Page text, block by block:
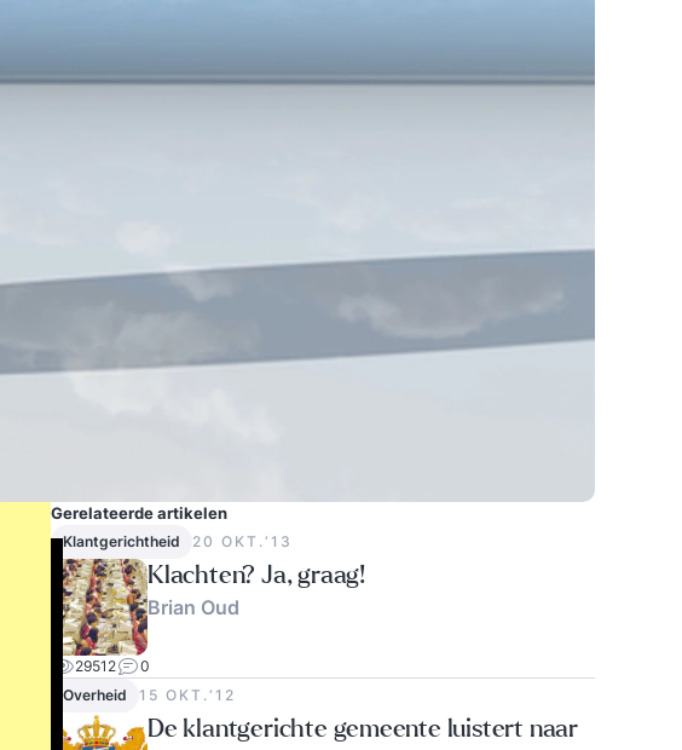
Gerelateerde artikelen
Klantgerichtheid 20 OKT.‘13
Klachten? Ja, graag!
Brian Oud
29512
0
Overheid
15 OKT.‘12
De klantgerichte gemeente luistert naar